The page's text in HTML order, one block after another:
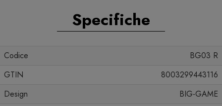
Specifiche
Codice
BG03 R
GTIN
8003299443116
Design
BIG-GAME